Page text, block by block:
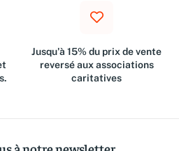
Jusqu'à 15% du prix de vente
reversé aux associations
caritatives